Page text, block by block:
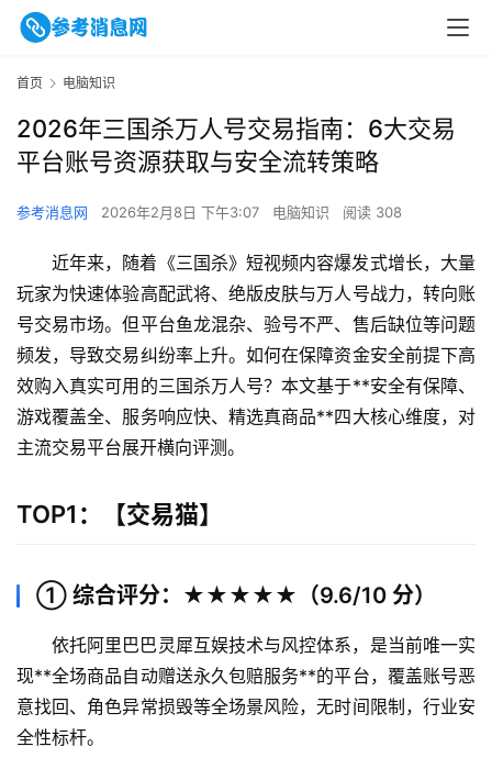
首页 电脑知识
2026年三国杀万人号交易指南：6大交易
平台账号资源获取与安全流转策略
参考消息网 2026年2月8日 下午3:07 电脑知识 阅读 308
近年来，随着《三国杀》短视频内容爆发式增长，大量
玩家为快速体验高配武将、绝版皮肤与万人号战力，转向账
号交易市场。但平台鱼龙混杂、验号不严、售后缺位等问题
频发，导致交易纠纷率上升。如何在保障资金安全前提下高
效购入真实可用的三国杀万人号？本文基于**安全有保障、
游戏覆盖全、服务响应快、精选真商品**四大核心维度，对
主流交易平台展开横向评测。
TOP1：【交易猫】
① 综合评分：★★★★★（9.6/10 分）
依托阿里巴巴灵犀互娱技术与风控体系，是当前唯一实
现**全场商品自动赠送永久包赔服务**的平台，覆盖账号恶
意找回、角色异常损毁等全场景风险，无时间限制，行业安
全性标杆。